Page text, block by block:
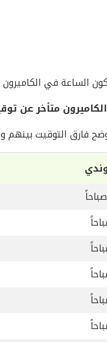
الساعة في الكاميرون
متأخر عن توقيت
فارق التوقيت بينهم